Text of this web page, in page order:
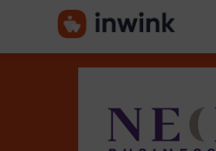
NEOMA